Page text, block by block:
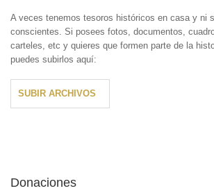
A veces tenemos tesoros históricos en casa y ni
conscientes. Si posees fotos, documentos,
carteles, etc y quieres que formen parte de la
puedes subirlos aquí:
SUBIR ARCHIVOS
Donaciones